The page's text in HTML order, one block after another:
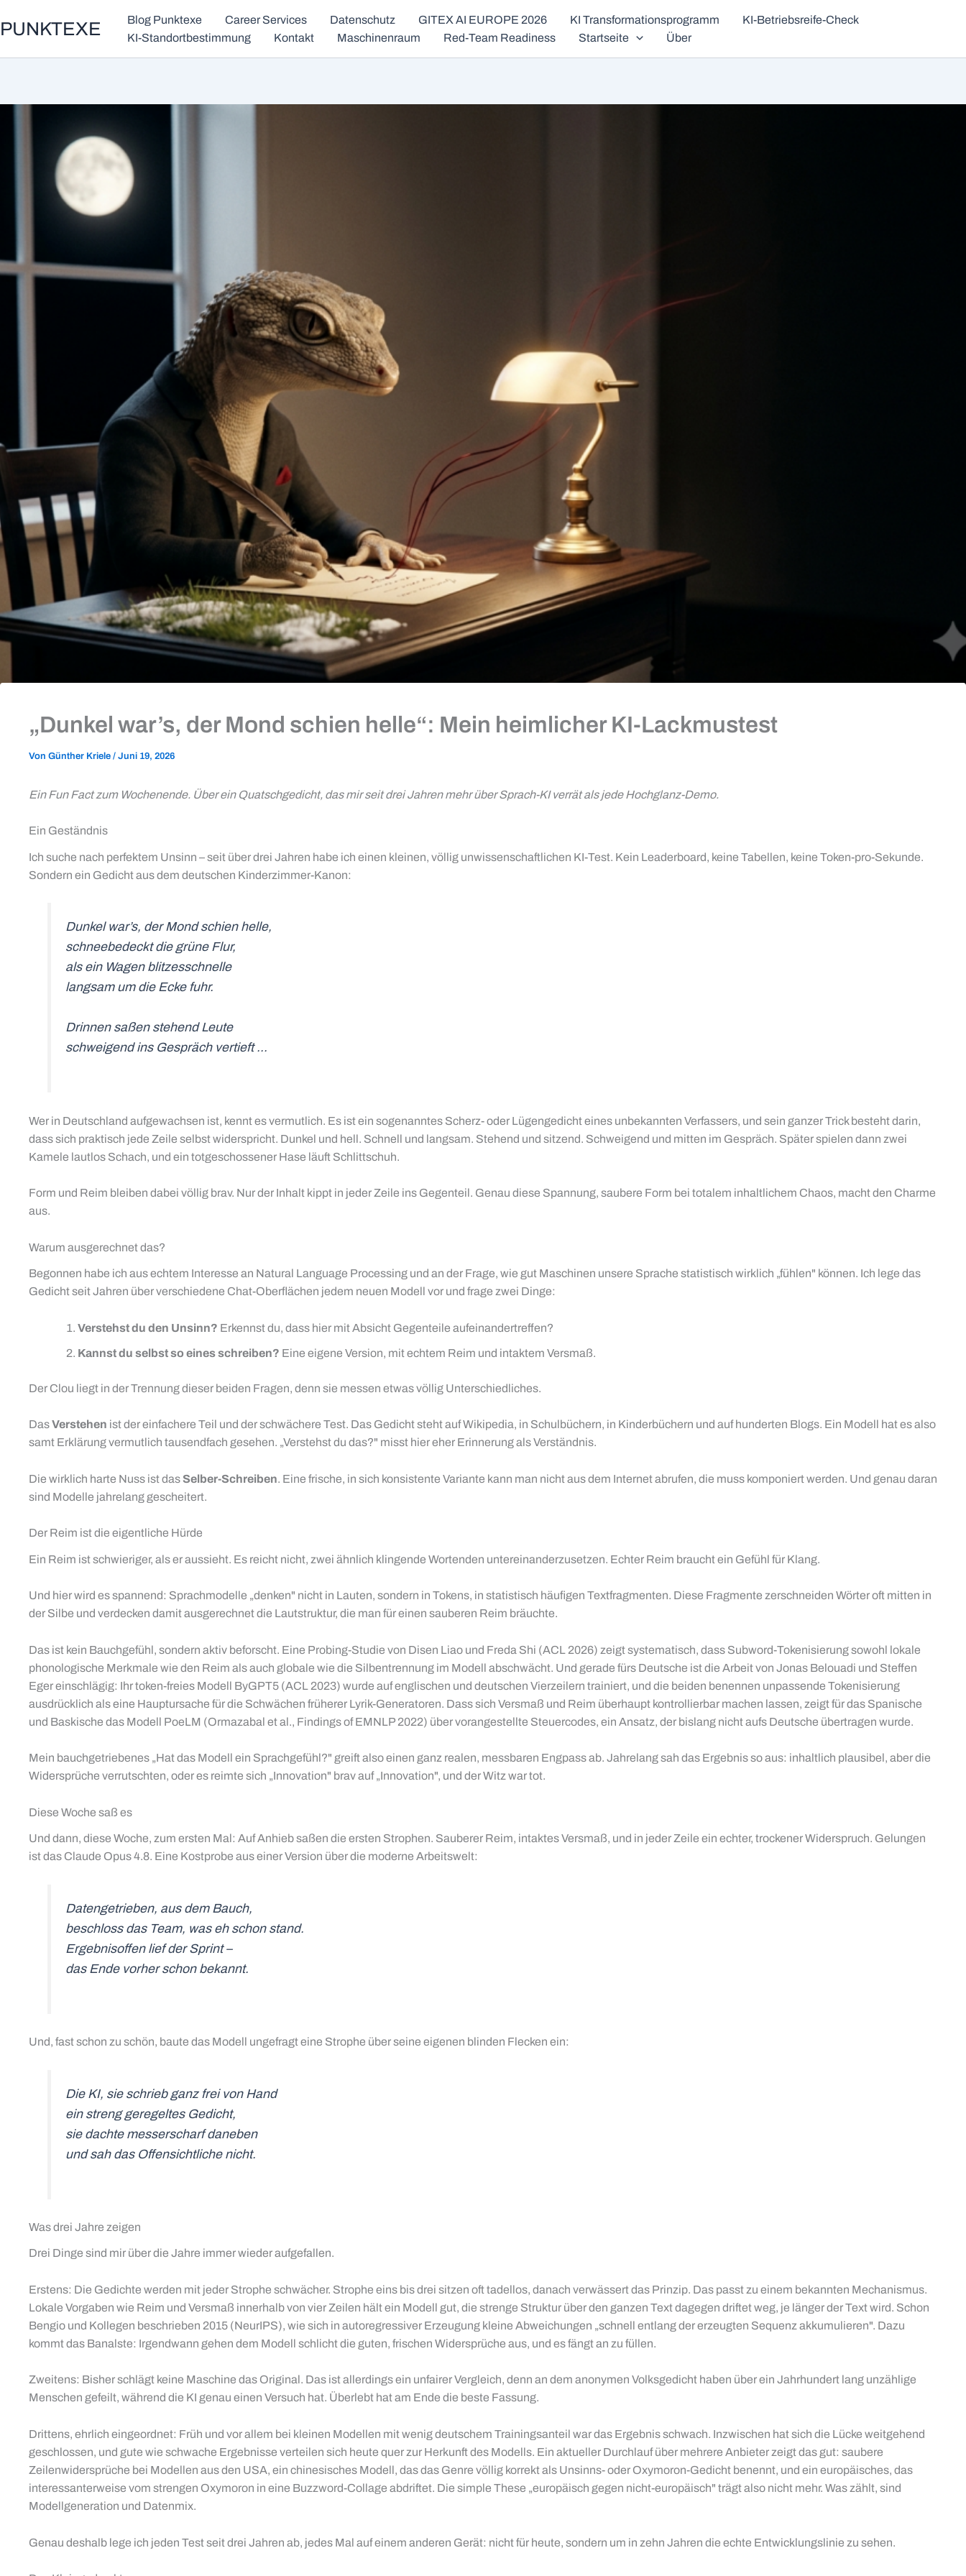
Inhalt
PUNKTEXE Blog Punktexe Career Services Datenschutz GITEX AI EUROPE 2026 KI Transformationsprogramm
KI-Betriebsreife-Check
KI-Standortbestimmung
Kontakt Maschinenraum Red-Team Readiness Startseite Über
„Dunkel war’s, der Mond schien helle“: Mein heimlicher KI-Lackmustest
Von Günther Kriele / Juni 19, 2026
Ein Fun Fact zum Wochenende. Über ein Quatschgedicht, das mir seit drei Jahren mehr über Sprach-KI verrät als jede Hochglanz-Demo.
Ein Geständnis
Ich suche nach perfektem Unsinn – seit über drei Jahren habe ich einen kleinen, völlig unwissenschaftlichen KI-Test. Kein Leaderboard, keine Tabellen, keine Token-pro-Sekunde.
Sondern ein Gedicht aus dem deutschen Kinderzimmer-Kanon:
Dunkel war’s, der Mond schien helle,
schneebedeckt die grüne Flur,
als ein Wagen blitzesschnelle
langsam um die Ecke fuhr.
Drinnen saßen stehend Leute
schweigend ins Gespräch vertieft …
Wer in Deutschland aufgewachsen ist, kennt es vermutlich. Es ist ein sogenanntes Scherz- oder Lügengedicht eines unbekannten Verfassers, und sein ganzer Trick besteht darin,
dass sich praktisch jede Zeile selbst widerspricht. Dunkel und hell. Schnell und langsam. Stehend und sitzend. Schweigend und mitten im Gespräch. Später spielen dann zwei
Kamele lautlos Schach, und ein totgeschossener Hase läuft Schlittschuh.
Form und Reim bleiben dabei völlig brav. Nur der Inhalt kippt in jeder Zeile ins Gegenteil. Genau diese Spannung, saubere Form bei totalem inhaltlichem Chaos, macht den Charme
aus.
Warum ausgerechnet das?
Begonnen habe ich aus echtem Interesse an Natural Language Processing und an der Frage, wie gut Maschinen unsere Sprache statistisch wirklich „fühlen" können. Ich lege das
Gedicht seit Jahren über verschiedene Chat-Oberflächen jedem neuen Modell vor und frage zwei Dinge:
Verstehst du den Unsinn? Erkennst du, dass hier mit Absicht Gegenteile aufeinandertreffen?
Kannst du selbst so eines schreiben? Eine eigene Version, mit echtem Reim und intaktem Versmaß.
Der Clou liegt in der Trennung dieser beiden Fragen, denn sie messen etwas völlig Unterschiedliches.
DasVerstehen ist der einfachere Teil und der schwächere Test. Das Gedicht steht auf Wikipedia, in Schulbüchern, in Kinderbüchern und auf hunderten Blogs. Ein Modell hat es also
samt Erklärung vermutlich tausendfach gesehen. „Verstehst du das?" misst hier eher Erinnerung als Verständnis.
Die wirklich harte Nuss ist das Selber-Schreiben. Eine frische, in sich konsistente Variante kann man nicht aus dem Internet abrufen, die muss komponiert werden. Und genau daran
sind Modelle jahrelang gescheitert.
Der Reim ist die eigentliche Hürde
Ein Reim ist schwieriger, als er aussieht. Es reicht nicht, zwei ähnlich klingende Wortenden untereinanderzusetzen. Echter Reim braucht ein Gefühl für Klang.
Und hier wird es spannend: Sprachmodelle „denken" nicht in Lauten, sondern in Tokens, in statistisch häufigen Textfragmenten. Diese Fragmente zerschneiden Wörter oft mitten in
der Silbe und verdecken damit ausgerechnet die Lautstruktur, die man für einen sauberen Reim bräuchte.
Das ist kein Bauchgefühl, sondern aktiv beforscht. Eine Probing-Studie von Disen Liao und Freda Shi (ACL 2026) zeigt systematisch, dass Subword-Tokenisierung sowohl lokale
phonologische Merkmale wie den Reim als auch globale wie die Silbentrennung im Modell abschwächt. Und gerade fürs Deutsche ist die Arbeit von Jonas Belouadi und Steffen
Eger einschlägig: Ihr token-freies Modell ByGPT5 (ACL 2023) wurde auf englischen und deutschen Vierzeilern trainiert, und die beiden benennen unpassende Tokenisierung
ausdrücklich als eine Hauptursache für die Schwächen früherer Lyrik-Generatoren. Dass sich Versmaß und Reim überhaupt kontrollierbar machen lassen, zeigt für das Spanische
und Baskische das Modell PoeLM (Ormazabal et al., Findings of EMNLP 2022) über vorangestellte Steuercodes, ein Ansatz, der bislang nicht aufs Deutsche übertragen wurde.
Mein bauchgetriebenes „Hat das Modell ein Sprachgefühl?" greift also einen ganz realen, messbaren Engpass ab. Jahrelang sah das Ergebnis so aus: inhaltlich plausibel, aber die
Widersprüche verrutschten, oder es reimte sich „Innovation" brav auf „Innovation", und der Witz war tot.
Diese Woche saß es
Und dann, diese Woche, zum ersten Mal: Auf Anhieb saßen die ersten Strophen. Sauberer Reim, intaktes Versmaß, und in jeder Zeile ein echter, trockener Widerspruch. Gelungen
ist das Claude Opus 4.8. Eine Kostprobe aus einer Version über die moderne Arbeitswelt:
Datengetrieben, aus dem Bauch,
beschloss das Team, was eh schon stand.
Ergebnisoffen lief der Sprint –
das Ende vorher schon bekannt.
Und, fast schon zu schön, baute das Modell ungefragt eine Strophe über seine eigenen blinden Flecken ein:
Die KI, sie schrieb ganz frei von Hand
ein streng geregeltes Gedicht,
sie dachte messerscharf daneben
und sah das Offensichtliche nicht.
Was drei Jahre zeigen
Drei Dinge sind mir über die Jahre immer wieder aufgefallen.
Erstens: Die Gedichte werden mit jeder Strophe schwächer. Strophe eins bis drei sitzen oft tadellos, danach verwässert das Prinzip. Das passt zu einem bekannten Mechanismus.
Lokale Vorgaben wie Reim und Versmaß innerhalb von vier Zeilen hält ein Modell gut, die strenge Struktur über den ganzen Text dagegen driftet weg, je länger der Text wird. Schon
Bengio und Kollegen beschrieben 2015 (NeurIPS), wie sich in autoregressiver Erzeugung kleine Abweichungen „schnell entlang der erzeugten Sequenz akkumulieren". Dazu
kommt das Banalste: Irgendwann gehen dem Modell schlicht die guten, frischen Widersprüche aus, und es fängt an zu füllen.
Zweitens: Bisher schlägt keine Maschine das Original. Das ist allerdings ein unfairer Vergleich, denn an dem anonymen Volksgedicht haben über ein Jahrhundert lang unzählige
Menschen gefeilt, während die KI genau einen Versuch hat. Überlebt hat am Ende die beste Fassung.
Drittens, ehrlich eingeordnet: Früh und vor allem bei kleinen Modellen mit wenig deutschem Trainingsanteil war das Ergebnis schwach. Inzwischen hat sich die Lücke weitgehend
geschlossen, und gute wie schwache Ergebnisse verteilen sich heute quer zur Herkunft des Modells. Ein aktueller Durchlauf über mehrere Anbieter zeigt das gut: saubere
Zeilenwidersprüche bei Modellen aus den USA, ein chinesisches Modell, das das Genre völlig korrekt als Unsinns- oder Oxymoron-Gedicht benennt, und ein europäisches, das
interessanterweise vom strengen Oxymoron in eine Buzzword-Collage abdriftet. Die simple These „europäisch gegen nicht-europäisch" trägt also nicht mehr. Was zählt, sind
Modellgeneration und Datenmix.
Genau deshalb lege ich jeden Test seit drei Jahren ab, jedes Mal auf einem anderen Gerät: nicht für heute, sondern um in zehn Jahren die echte Entwicklungslinie zu sehen.